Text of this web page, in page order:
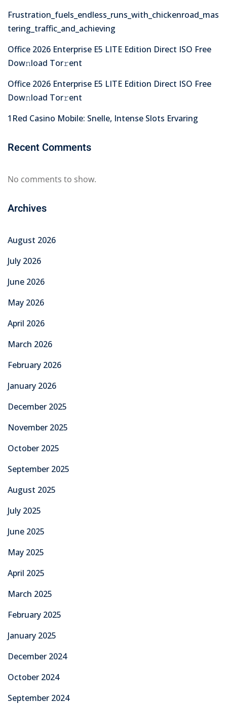
Frustration_fuels_endless_runs_with_chickenroad_mas
tering_traffic_and_achieving
Office 2026 Enterprise E5 LITE Edition Direct ISO Frее
Dow𝚗load Tоr𝚛ent
Office 2026 Enterprise E5 LITE Edition Direct ISO Frее
Dow𝚗load Tоr𝚛ent
1Red Casino Mobile: Snelle, Intense Slots Ervaring
Recent Comments
No comments to show.
Archives
August 2026
July 2026
June 2026
May 2026
April 2026
March 2026
February 2026
January 2026
December 2025
November 2025
October 2025
September 2025
August 2025
July 2025
June 2025
May 2025
April 2025
March 2025
February 2025
January 2025
December 2024
October 2024
September 2024